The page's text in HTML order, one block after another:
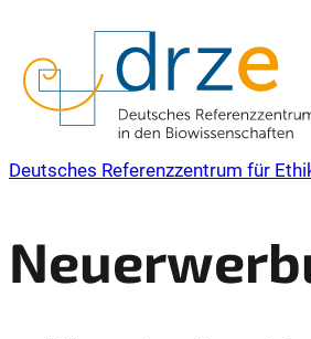
Deutsches Referenzzentrum für